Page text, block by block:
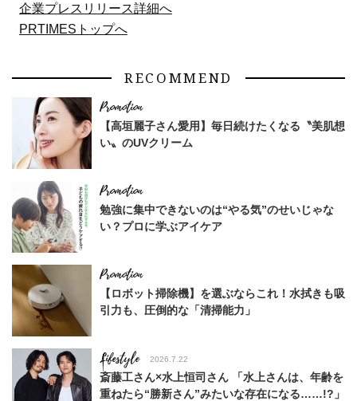
企業プレスリリース詳細へ
PRTIMESトップへ
RECOMMEND
【高垣麗子さん愛用】毎日続けたくなる〝美肌想
い〟のUVクリーム
勉強に集中できないのは“やる気”のせいじゃな
い？プロに学ぶアイケア
【ロボット掃除機】を選ぶならこれ！水拭きも吸
引力も、圧倒的な「清掃能力」
Lifestyle 2026.7.22
斎藤工さん×水上恒司さん 「水上さんは、年齢を
重ねたら“勝新さん”みたいな存在になる……!?」